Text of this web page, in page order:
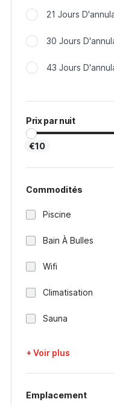
21 Jours
30 Jours
43 Jours
Prix par nuit
€10
Commodités
Piscine
Bain À Bulles
Wifi
Climatisation
Sauna
+ Voir plus
Emplacement